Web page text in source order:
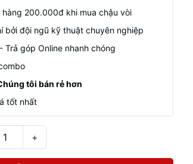
hàng 200.000đ khi mua chậu vòi
bởi đội ngũ kỹ thuật chuyên nghiệp
Trả góp Online nhanh chóng
tôi bán rẻ hơn
tốt nhất
+